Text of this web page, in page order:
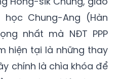
nhất mà NĐT PPP
hiện tại là những thay
chính là chìa khóa để
doanh nghiệp trong
sik Chung cũng cho